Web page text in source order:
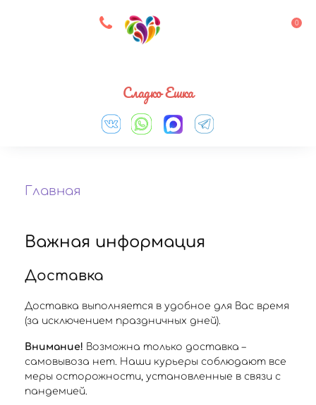
8 927 083 33 05 0
Сладко Ешка
Главная
Важная информация
Доставка
Доставка выполняется в удобное для Вас время
(за исключением праздничных дней).
Внимание! Возможна только доставка –
самовывоза нет. Наши курьеры соблюдают все
меры осторожности, установленные в связи с
пандемией.